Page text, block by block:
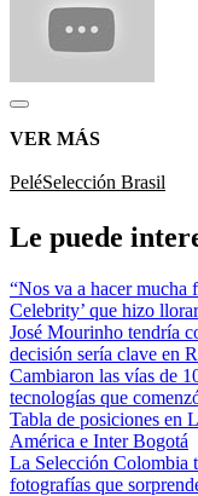
VER MÁS
PeléSelección Brasil
Le puede
“Nos va a hacer mucha
Celebrity’ que hizo
José Mourinho tendría
decisión sería clave en
Cambiaron las vías de
tecnologías que
Tabla de posiciones en
América e Inter Bogotá
La Selección Colombia
fotografías que